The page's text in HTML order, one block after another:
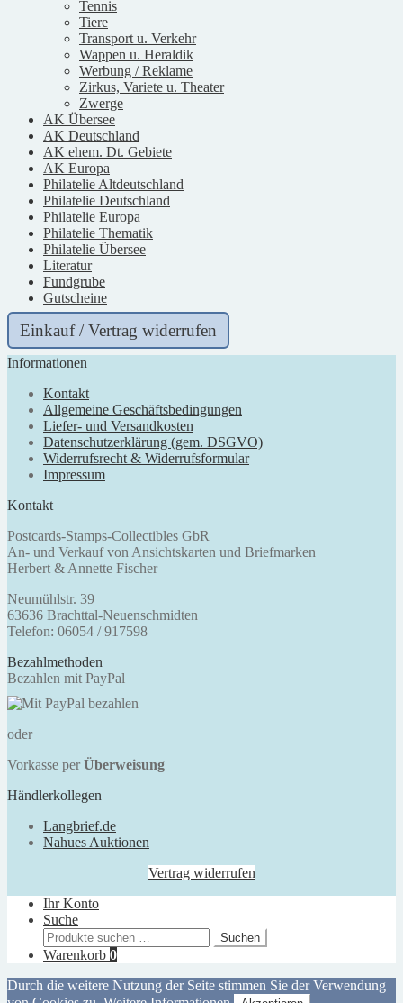
Tennis
Tiere
Transport u. Verkehr
Wappen u. Heraldik
Werbung / Reklame
Zirkus, Variete u. Theater
Zwerge
AK Übersee
AK Deutschland
AK ehem. Dt. Gebiete
AK Europa
Philatelie Altdeutschland
Philatelie Deutschland
Philatelie Europa
Philatelie Thematik
Philatelie Übersee
Literatur
Fundgrube
Gutscheine
Einkauf / Vertrag widerrufen
Informationen
Kontakt
Allgemeine Geschäftsbedingungen
Liefer- und Versandkosten
Datenschutzerklärung (gem. DSGVO)
Widerrufsrecht & Widerrufsformular
Impressum
Kontakt
Postcards-Stamps-Collectibles GbR
An- und Verkauf von Ansichtskarten und Briefmarken
Herbert & Annette Fischer
Neumühlstr. 39
63636 Brachttal-Neuenschmidten
Telefon: 06054 / 917598
Bezahlmethoden
Bezahlen mit PayPal
oder
Vorkasse per Überweisung
Händlerkollegen
Langbrief.de
Nahues Auktionen
Vertrag widerrufen
Ihr Konto
Suche
Suchen
nach:
Suchen
Warenkorb 0
Durch die weitere Nutzung der Seite stimmen Sie der Verwendung